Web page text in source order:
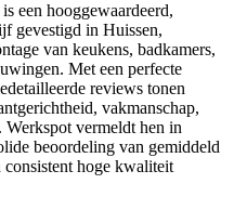
een hooggewaardeerd,
gevestigd in Huissen,
van keukens, badkamers,
Met een perfecte
reviews tonen
vakmanschap,
vermeldt hen in
beoordeling van gemiddeld
consistent hoge kwaliteit